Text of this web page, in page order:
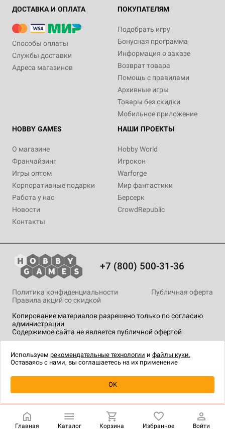
Уведомить о наличии
ДОСТАВКА И ОПЛАТА
Способы оплаты
Службы доставки
Адреса магазинов
ПОКУПАТЕЛЯМ
Подобрать игру
Бонусная программа
Информация о заказе
Возврат товара
Помощь с правилами
Архивные игры
Товары без скидки
Мобильное приложение
HOBBY GAMES
О магазине
Франчайзинг
Игры оптом
Корпоративные подарки
Работа у нас
Новости
Контакты
НАШИ ПРОЕКТЫ
Hobby World
Игрокон
Warforge
Мир фантастики
Берсерк
CrowdRepublic
+7 (800) 500-31-36
Копирование материалов разрешено только по согласию
администрации
Содержимое сайта не является публичной офертой
Политика конфиденциальности
Публичная оферта
Правила акций со скидкой
технологии.
Главная Каталог Корзина Избранное Войти
Используем рекомендательные технологии и файлы куки.
Оставаясь с нами, вы соглашаетесь на их применение
OK